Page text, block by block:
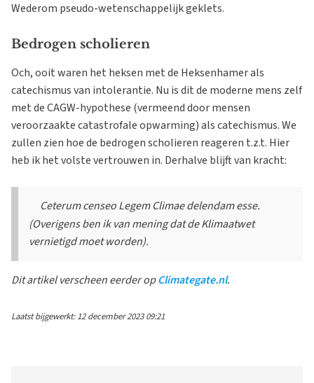
Wederom pseudo-wetenschappelijk geklets.
Bedrogen scholieren
Och, ooit waren het heksen met de Heksenhamer als
catechismus van intolerantie. Nu is dit de moderne mens zelf
met de CAGW-hypothese (vermeend door mensen
veroorzaakte catastrofale opwarming) als catechismus. We
zullen zien hoe de bedrogen scholieren reageren t.z.t. Hier
heb ik het volste vertrouwen in. Derhalve blijft van kracht:
Ceterum censeo Legem Climae delendam esse.
(Overigens ben ik van mening dat de Klimaatwet
vernietigd moet worden).
Dit artikel verscheen eerder opClimategate.nl.
Laatst bijgewerkt: 12 december 2023 09:21